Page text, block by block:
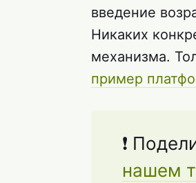
введение
Никаких
механизма.
пример
❗
нашем